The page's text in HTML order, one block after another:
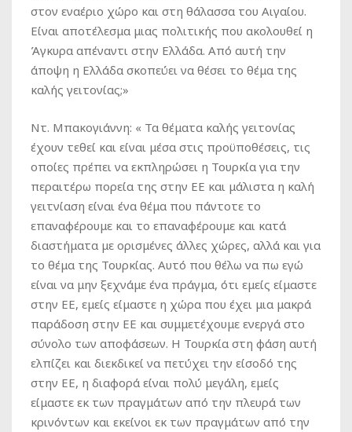
στον εναέριο χώρο και στη θάλασσα του Αιγαίου.
Είναι αποτέλεσμα μιας πολιτικής που ακολουθεί η
Άγκυρα απέναντι στην Ελλάδα. Από αυτή την
άποψη η Ελλάδα σκοπεύει να θέσει το θέμα της
καλής γειτονίας;»
Ντ. Μπακογιάννη: « Τα θέματα καλής γειτονίας
έχουν τεθεί και είναι μέσα στις προϋποθέσεις, τις
οποίες πρέπει να εκπληρώσει η Τουρκία για την
περαιτέρω πορεία της στην ΕΕ και μάλιστα η καλή
γειτνίαση είναι ένα θέμα που πάντοτε το
επαναφέρουμε και το επαναφέρουμε και κατά
διαστήματα με ορισμένες άλλες χώρες, αλλά και για
το θέμα της Τουρκίας. Αυτό που θέλω να πω εγώ
είναι να μην ξεχνάμε ένα πράγμα, ότι εμείς είμαστε
στην ΕΕ, εμείς είμαστε η χώρα που έχει μια μακρά
παράδοση στην ΕΕ και συμμετέχουμε ενεργά στο
σύνολο των αποφάσεων. Η Τουρκία στη φάση αυτή
ελπίζει και διεκδικεί να πετύχει την είσοδό της
στην ΕΕ, η διαφορά είναι πολύ μεγάλη, εμείς
είμαστε εκ των πραγμάτων από την πλευρά των
κρινόντων και εκείνοι εκ των πραγμάτων από την